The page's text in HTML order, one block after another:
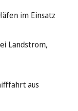
im Einsatz
Landstrom,
aus